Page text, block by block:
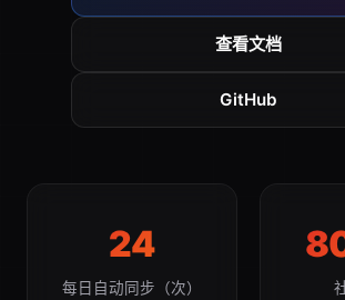
查看文档
GitHub
24
每日自动同步（次）